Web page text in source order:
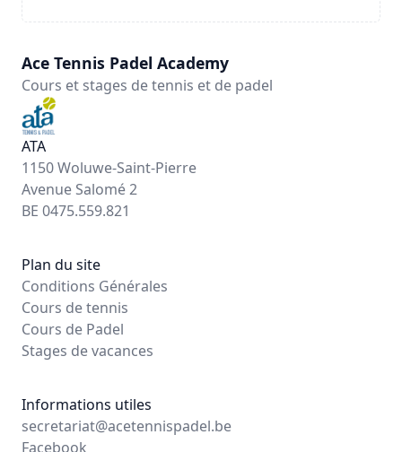
Ace Tennis Padel Academy
Cours et stages de tennis et de padel
ATA
1150 Woluwe-Saint-Pierre
Avenue Salomé 2
BE 0475.559.821
Plan du site
Conditions Générales
Cours de tennis
Cours de Padel
Stages de vacances
Informations utiles
secretariat@acetennispadel.be
Facebook